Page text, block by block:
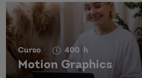
Curso 400 h
Motion Graphics